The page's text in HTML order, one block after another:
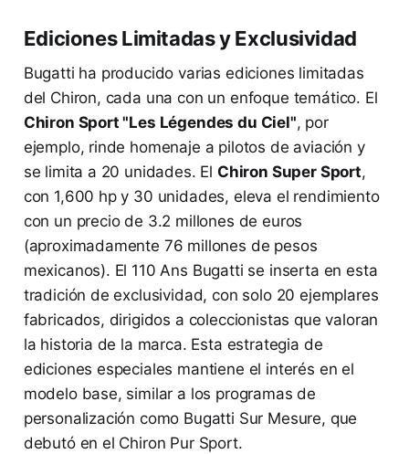
Ediciones Limitadas y Exclusividad
Bugatti ha producido varias ediciones limitadas
del Chiron, cada una con un enfoque temático. El
Chiron Sport "Les Légendes du Ciel", por
ejemplo, rinde homenaje a pilotos de aviación y
se limita a 20 unidades. El Chiron Super Sport,
con 1,600 hp y 30 unidades, eleva el rendimiento
con un precio de 3.2 millones de euros
(aproximadamente 76 millones de pesos
mexicanos). El 110 Ans Bugatti se inserta en esta
tradición de exclusividad, con solo 20 ejemplares
fabricados, dirigidos a coleccionistas que valoran
la historia de la marca. Esta estrategia de
ediciones especiales mantiene el interés en el
modelo base, similar a los programas de
personalización como Bugatti Sur Mesure, que
debutó en el Chiron Pur Sport.